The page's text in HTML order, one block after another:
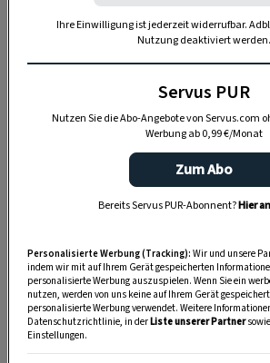
Akzeptiere bitte die Drittanbieter-
zu sehen.
COOKIE-
Ihre Einwilligung ist jederzeit widerrufbar.
Nutzung deaktiviert werden.
Servus PUR
Nutzen Sie die Abo-Angebote von Servus.com
Werbung ab 0,99 €/Monat
Zum Abo
Bereits Servus PUR-Abonnent?Hier
Personalisierte Werbung (Tracking): Wir und unsere
indem wir mit auf Ihrem Gerät gespeicherten
personalisierte Werbung auszuspielen. Wenn Sie ein
nutzen, werden von uns keine auf Ihrem Gerät
personalisierte Werbung verwendet. Weitere
Datenschutzrichtlinie, in derListe unserer Partner
Einstellungen.